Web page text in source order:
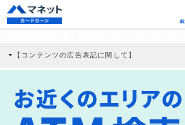
【コンテンツの広告表記に関して】
社に対して企業から紹介報酬が支払われるという
商品を根拠なくPRするものではなく、当編集部の
どに基づき、公平性を担保した情報提供を行ってい
>提携企業一覧